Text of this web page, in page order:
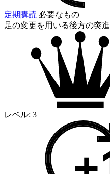
定期購読 必要なもの
足の変更を用いる後方の突進
レベル: 3